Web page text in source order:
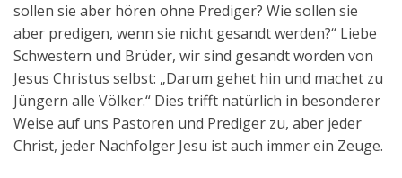
sollen sie aber hören ohne Prediger? Wie sollen sie
aber predigen, wenn sie nicht gesandt werden?“ Liebe
Schwestern und Brüder, wir sind gesandt worden von
Jesus Christus selbst: „Darum gehet hin und machet zu
Jüngern alle Völker.“ Dies trifft natürlich in besonderer
Weise auf uns Pastoren und Prediger zu, aber jeder
Christ, jeder Nachfolger Jesu ist auch immer ein Zeuge.